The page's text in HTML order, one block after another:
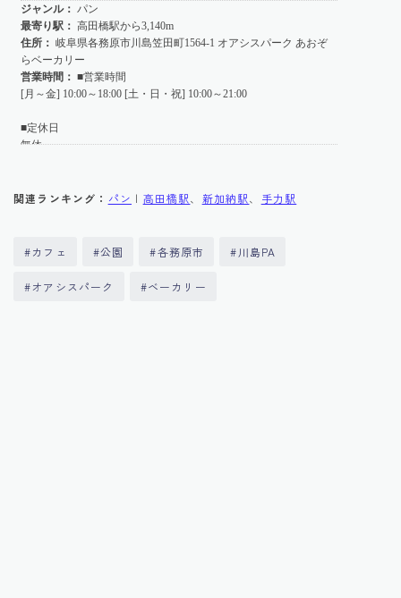
関連ランキング： パン | 高田橋駅、 新加納駅、 手力駅
#カフェ #公園 #各務原市 #川島PA
#オアシスパーク #ベーカリー